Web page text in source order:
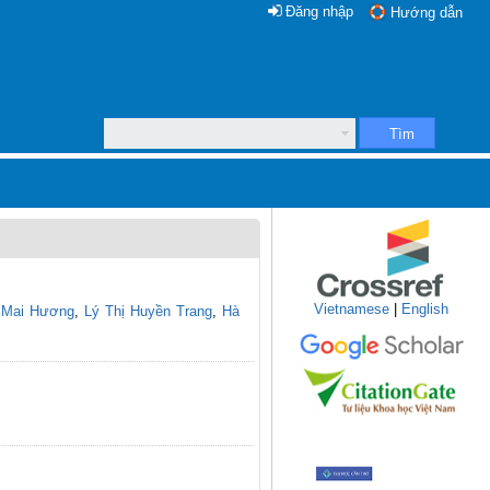
Hướng dẫn
Đăng nhập
Tìm
Hương, Lý Thị Huyền Trang, Hà Vietnamese English